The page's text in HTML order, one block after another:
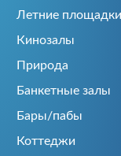
Летние площадки
Кинозалы
Природа
Банкетные залы
Бары/пабы
Коттеджи